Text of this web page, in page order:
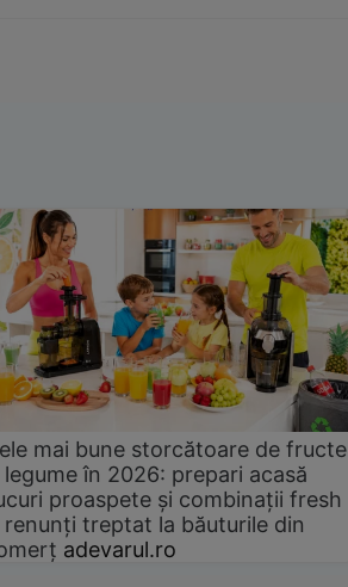
mai bune storcătoare de fructe
legume în 2026: prepari acasă
proaspete și combinații fresh
renunți treptat la băuturile din
adevarul.ro